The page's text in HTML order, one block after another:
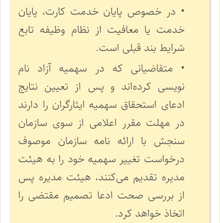
• در خصوص پایان خدمت کارت، پایان
خدمت یا معافیت از نظام وظیفه تابع
شرایط بند قبلی است.
• متقاضیانی که در سهمیه آزاد نام
نویسی کرده‌اند و پس از تعیین نتایج
ادعای استحقاق سهمیه ایثارگران را دارند
در مهلت مقرر اعلامی از سوی سازمان
سنجش با ارائه نامه سازمان موصوف
درخواست تغییر سهمیه خود را به هیئت
مدیره تقدیم می‌کنند، هیئت مدیره پس
از بررسی صحت ادعا تصمیم مقتضی را
اتخاذ خواهد کرد.